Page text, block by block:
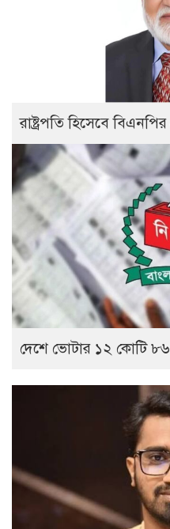
রাষ্ট্রপতি হিসেবে
দেশে ভোটার ১২ কোটি